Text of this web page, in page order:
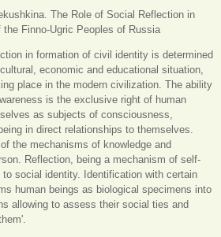
The Role of Social Reflection in
Finno-Ugric Peoples of Russia
in formation of civil identity is determined
economic and educational situation,
place in the modern civilization. The ability
is the exclusive right of human
as subjects of consciousness,
in direct relationships to themselves.
the mechanisms of knowledge and
Reflection, being a mechanism of self-
social identity. Identification with certain
human beings as biological specimens into
allowing to assess their social ties and